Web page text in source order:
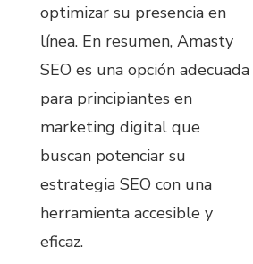
optimizar su presencia en
línea. En resumen, Amasty
SEO es una opción adecuada
para principiantes en
marketing digital que
buscan potenciar su
estrategia SEO con una
herramienta accesible y
eficaz.